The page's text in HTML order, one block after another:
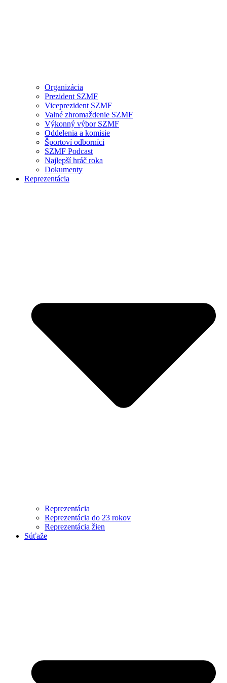
Organizácia
Prezident SZMF
Viceprezident SZMF
Valné zhromaždenie SZMF
Výkonný výbor SZMF
Oddelenia a komisie
Športoví odborníci
SZMF Podcast
Najlepší hráč roka
Dokumenty
Reprezentácia
Reprezentácia
Reprezentácia do 23 rokov
Reprezentácia žien
Súťaže